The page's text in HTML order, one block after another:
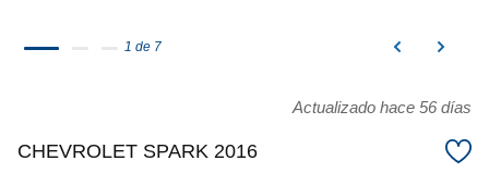
1 de 7
Actualizado hace 56 días
CHEVROLET SPARK 2016